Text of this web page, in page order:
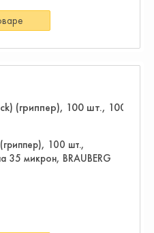
100 шт.,
микрон, BRAUBERG